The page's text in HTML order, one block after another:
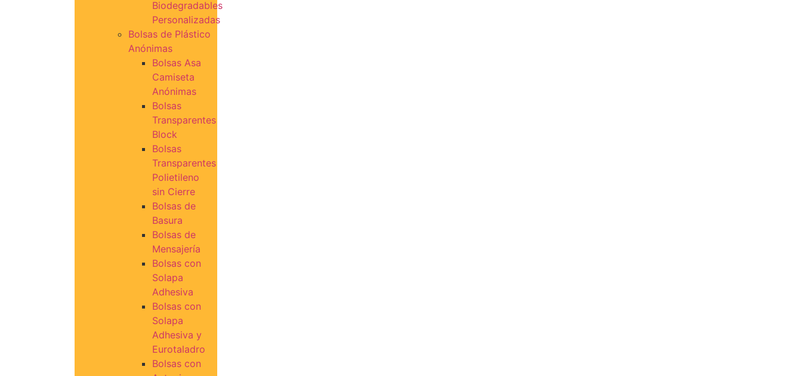
Biodegradables
Personalizadas
Bolsas de Plástico
Anónimas
Bolsas Asa
Camiseta
Anónimas
Bolsas
Transparentes
Block
Bolsas
Transparentes
Polietileno
sin Cierre
Bolsas de
Basura
Bolsas de
Mensajería
Bolsas con
Solapa
Adhesiva
Bolsas con
Solapa
Adhesiva y
Eurotaladro
Bolsas con